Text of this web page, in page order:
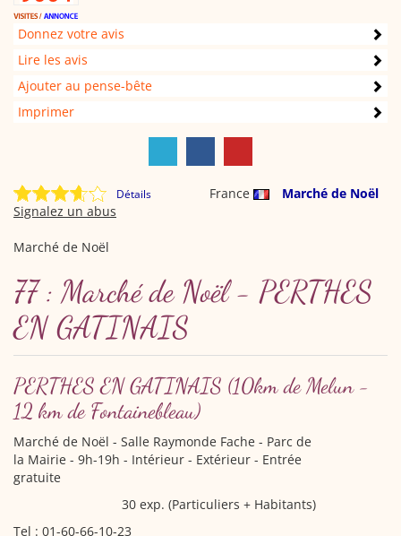
Donnez votre avis
Lire les avis
Ajouter au pense-bête
Imprimer
Détails France
Marché de Noël
Signalez un abus
Marché de Noël
77 : Marché de Noël - PERTHES
EN GATINAIS
PERTHES EN GATINAIS (10km de Melun -
12 km de Fontainebleau)
Marché de Noël - Salle Raymonde Fache - Parc de
la Mairie - 9h-19h - Intérieur - Extérieur - Entrée
gratuite
30 exp. (Particuliers + Habitants)
Tel : 01-60-66-10-23